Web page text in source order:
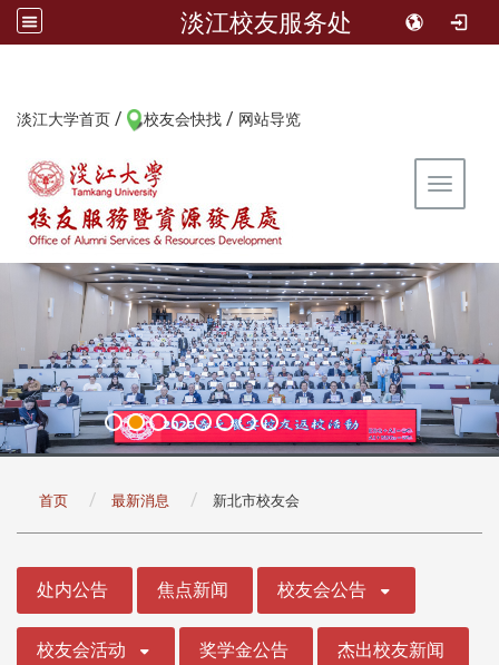
淡江校友服务处
淡江大学首页 / 校友会快找 / 网站导览
Toggle
首页 最新消息 新北市校友会
处内公告 焦点新闻 校友会公告
校友会活动 奖学金公告 杰出校友新闻